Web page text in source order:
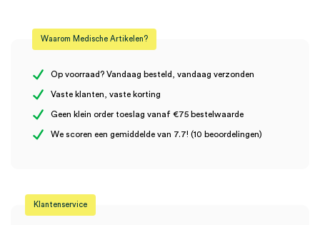
Steriel onsteriel
Er zijn nog geen beoordelingen.
2A (1)” te beoordelen
Waarom Medische Artikelen?
Op voorraad? Vandaag besteld, vandaag verzonden
Vaste klanten, vaste korting
Geen klein order toeslag vanaf €75 bestelwaarde
We scoren een gemiddelde van 7.7! (10 beoordelingen)
Klantenservice